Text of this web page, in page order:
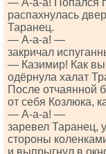
— А-а-а! Попался
распахнулась
Таранец.
— А-а-а! —
закричал
— Казимир! Как
одёрнула халат
После отчаянной
от себя Козлюка,
— А-а-а! —
заревел Таранец,
стороны
и выпрыгнул в